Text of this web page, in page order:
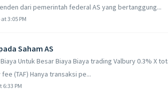
dari pemerintah federal AS yang bertanggung...
3:05 PM
Saham AS
Untuk Besar Biaya Biaya trading Valbury 0.3% X
(TAF) Hanya transaksi pe...
6:33 PM